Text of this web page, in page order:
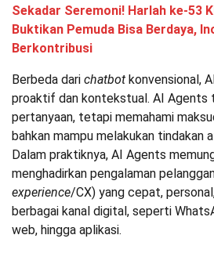
Sekadar Seremoni! Harlah ke-53
Buktikan Pemuda Bisa Berdaya,
Berkontribusi
Berbeda dari chatbot konvensional,
proaktif dan kontekstual. AI Agents
pertanyaan, tetapi memahami
bahkan mampu melakukan tindakan
Dalam praktiknya, AI Agents
menghadirkan pengalaman
experience/CX) yang cepat,
berbagai kanal digital, seperti
web, hingga aplikasi.